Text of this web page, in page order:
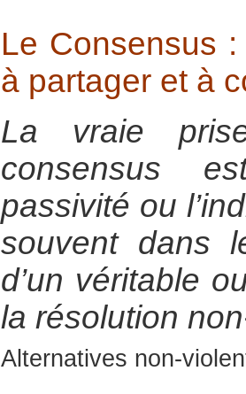
Le Consensus
à partager et à
La vraie
consensus
passivité ou
souvent dans
d’un véritable
la résolution
Alternatives non-